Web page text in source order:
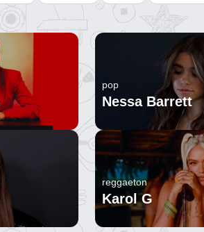
pop
Nessa Barrett
reggaeton
Karol G